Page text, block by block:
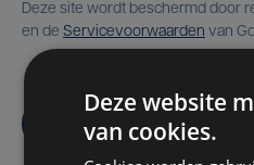
Deze site wordt beschermd door
en de Servicevoorwaarden van
Aanvragen
Deze website
van cookies.